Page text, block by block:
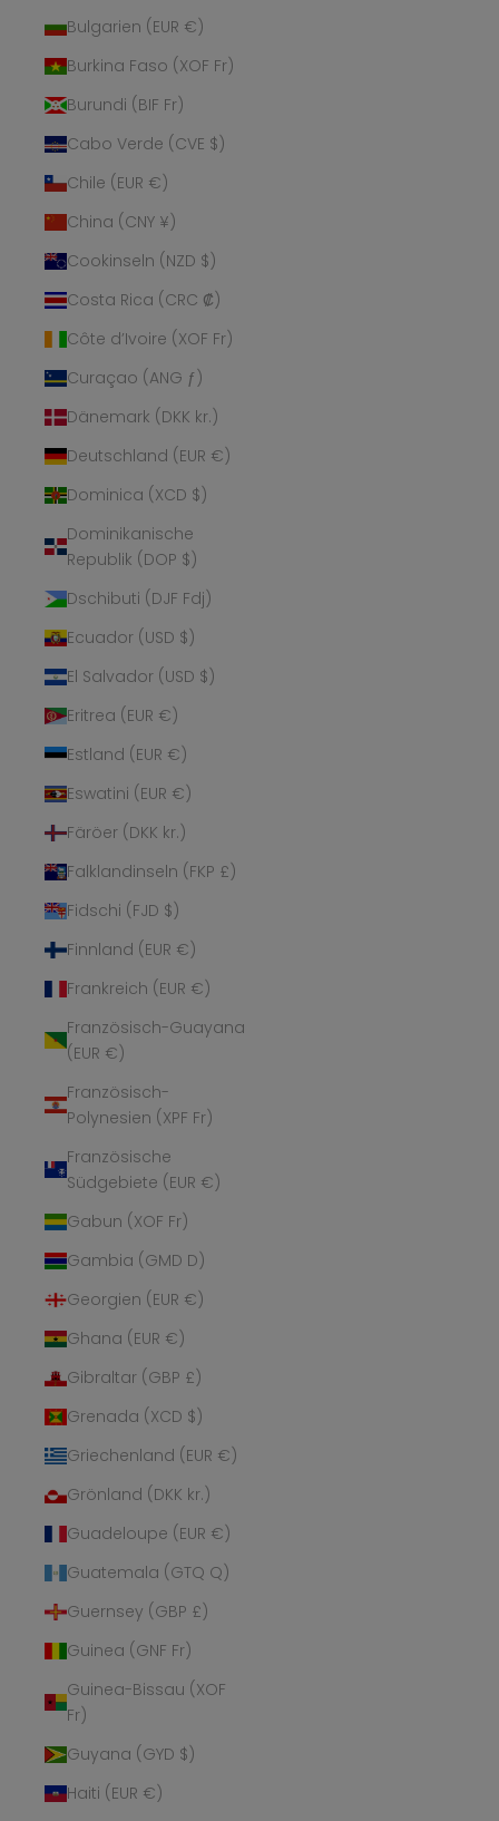
Bulgarien (EUR €)
Burkina Faso (XOF Fr)
Burundi (BIF Fr)
Cabo Verde (CVE $)
Chile (EUR €)
China (CNY ¥)
Cookinseln (NZD $)
Costa Rica (CRC ₡)
Côte d’Ivoire (XOF Fr)
Curaçao (ANG ƒ)
Dänemark (DKK kr.)
Deutschland (EUR €)
Dominica (XCD $)
Dominikanische
Republik (DOP $)
Dschibuti (DJF Fdj)
Ecuador (USD $)
El Salvador (USD $)
Eritrea (EUR €)
Estland (EUR €)
Eswatini (EUR €)
Färöer (DKK kr.)
Falklandinseln (FKP £)
Fidschi (FJD $)
Finnland (EUR €)
Frankreich (EUR €)
Französisch-Guayana
(EUR €)
Französisch-
Polynesien (XPF Fr)
Französische
Südgebiete (EUR €)
Gabun (XOF Fr)
Gambia (GMD D)
Georgien (EUR €)
Ghana (EUR €)
Gibraltar (GBP £)
Grenada (XCD $)
Griechenland (EUR €)
Grönland (DKK kr.)
Guadeloupe (EUR €)
Guatemala (GTQ Q)
Guernsey (GBP £)
Guinea (GNF Fr)
Guinea-Bissau (XOF
Fr)
Guyana (GYD $)
Haiti (EUR €)